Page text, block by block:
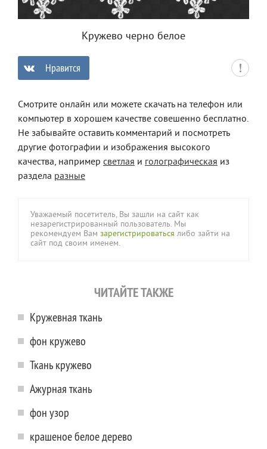
Кружево черно белое
Нравится
Смотрите онлайн или можете скачать на телефон или
компьютер в хорошем качестве совешенно бесплатно.
Не забывайте оставить комментарий и посмотреть
другие фотографии и изображения высокого
качества, например светлая и голографическая из
раздела разные
Уважаемый посетитель, Вы зашли на сайт как
незарегистрированный пользователь. Мы
рекомендуем Вам зарегистрироваться либо зайти на
сайт под своим именем.
ЧИТАЙТЕ ТАКЖЕ
Кружевная ткань
фон кружево
Ткань кружево
Ажурная ткань
фон узор
крашеное белое дерево